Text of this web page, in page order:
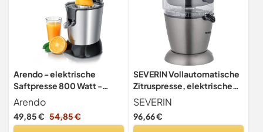
Arendo - elektrische
Saftpresse 800 Watt -
Edelstahl Zitruspresse
Orangenpresse Entsafter -
Hochleistungsmotor - sehr
Arendo
49,85 € 54,85 €
SEVERIN Vollautomatische
Zitruspresse, elektrische
Saftpresse für hohe
Saftausbeute direkt ins
Glas, Orangenpresse mit
SEVERIN
96,66 €